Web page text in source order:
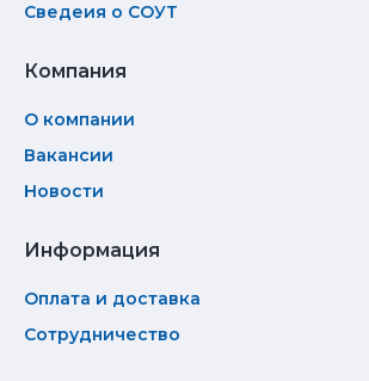
Сведеия о СОУТ
Компания
О компании
Вакансии
Новости
Информация
Оплата и доставка
Сотрудничество